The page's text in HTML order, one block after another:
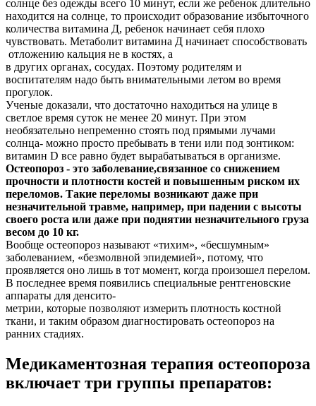
солнце без одежды всего 10 минут, если же ребенок длительно
находится на солнце, то происходит образование избыточного
количества витамина Д, ребенок начинает себя плохо
чувствовать. Метаболит витамина Д начинает способствовать
отложению кальция не в костях, а
в других органах, сосудах. Поэтому родителям и
воспитателям надо быть внимательными летом во время
прогулок.
Ученые доказали, что достаточно находиться на улице в
светлое время суток не менее 20 минут. При этом
необязательно непременно стоять под прямыми лучами
солнца- можно просто пребывать в тени или под зонтиком:
витамин D все равно будет вырабатываться в организме.
Остеопороз - это заболевание,связанное со снижением
прочности и плотности костей и повышенным риском их
переломов. Такие переломы возникают даже при
незначительной травме, например, при падении с высоты
своего роста или даже при поднятии незначительного груза
весом до 10 кг.
Вообще остеопороз называют «тихим», «бесшумным»
заболеванием, «безмолвной эпидемией», потому, что
проявляется оно лишь в тот момент, когда произошел перелом.
В последнее время появились специальные рентгеновские
аппараты для денсито-
метрии, которые позволяют измерить плотность костной
ткани, и таким образом диагностировать остеопороз на
ранних стадиях.
Медикаментозная терапия остеопороза
включает три группы препаратов: